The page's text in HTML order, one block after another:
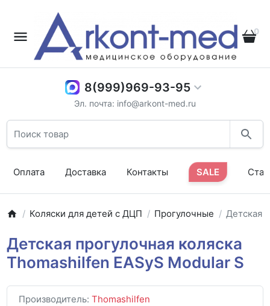
0
8(999)969-93-95
Эл. почта: info@arkont-med.ru
Оплата Доставка Контакты SALE
Коляски для детей с ДЦП Прогулочные Детская
Детская прогулочная коляска
Thomashilfen EASyS Modular S
Производитель: Thomashilfen